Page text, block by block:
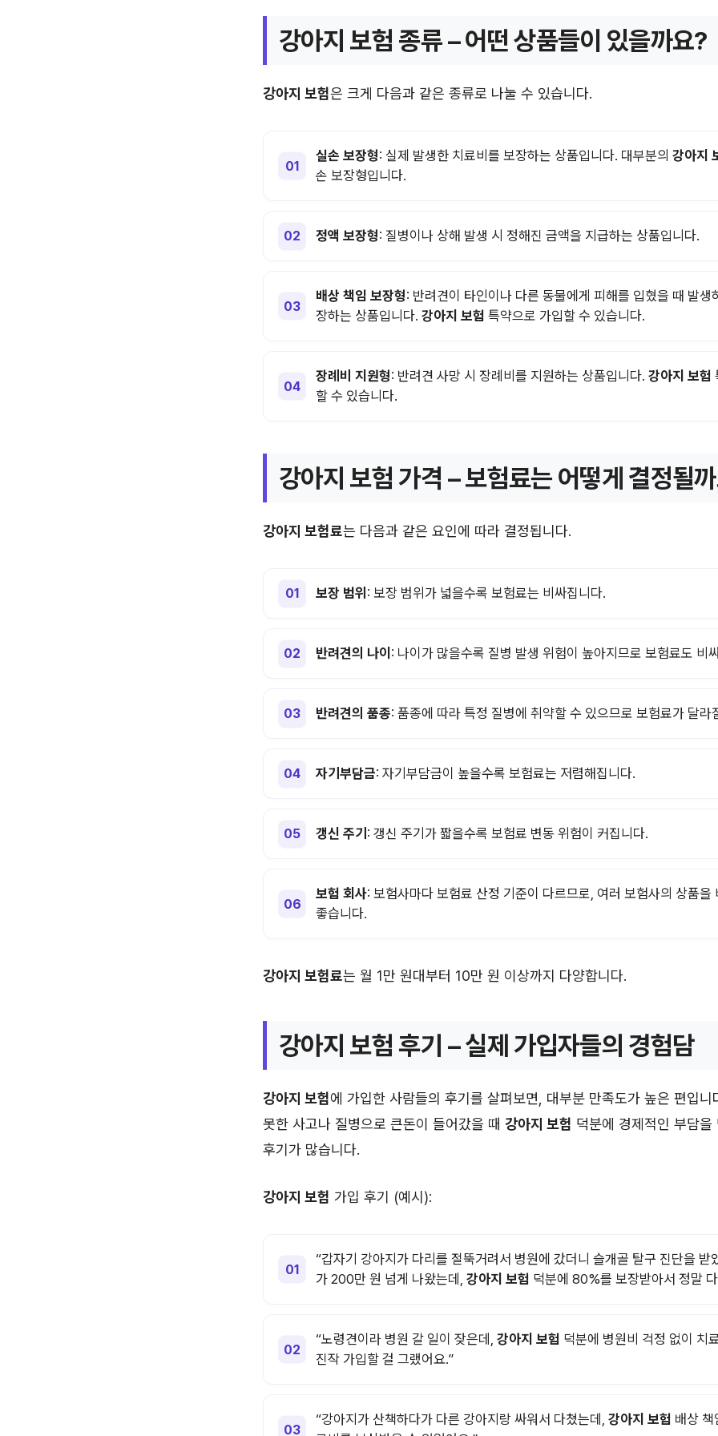
강아지 보험 종류 – 어떤 상품들이 있을까요?
강아지 보험은 크게 다음과 같은 종류로 나눌 수 있습니다.
실손 보장형: 실제 발생한 치료비를 보장하는 상품입니다. 대부분의 강아지
손 보장형입니다.
정액 보장형: 질병이나 상해 발생 시 정해진 금액을 지급하는 상품입니다.
배상 책임 보장형: 반려견이 타인이나 다른 동물에게 피해를 입혔을 때 발생
장하는 상품입니다. 강아지 보험 특약으로 가입할 수 있습니다.
장례비 지원형: 반려견 사망 시 장례비를 지원하는 상품입니다. 강아지 보험
할 수 있습니다.
강아지 보험 가격 – 보험료는 어떻게 결정될
강아지 보험료는 다음과 같은 요인에 따라 결정됩니다.
보장 범위 : 보장 범위가 넓을수록 보험료는 비싸집니다.
반려견의 나이 : 나이가 많을수록 질병 발생 위험이 높아지므로 보험료도 비
반려견의 품종: 품종에 따라 특정 질병에 취약할 수 있으므로 보험료가 달라
자기부담금: 자기부담금이 높을수록 보험료는 저렴해집니다.
갱신 주기 : 갱신 주기가 짧을수록 보험료 변동 위험이 커집니다.
보험 회사: 보험사마다 보험료 산정 기준이 다르므로, 여러 보험사의 상품을
좋습니다.
강아지 보험료는 월 1만 원대부터 10만 원 이상까지 다양합니다.
강아지 보험 후기 – 실제 가입자들의 경험담
강아지 보험에 가입한 사람들의 후기를 살펴보면, 대부분 만족도가 높은 편입니
못한 사고나 질병으로 큰돈이 들어갔을 때 강아지 보험 덕분에 경제적인 부담을
후기가 많습니다.
강아지 보험 가입 후기 (예시):
“갑자기 강아지가 다리를 절뚝거려서 병원에 갔더니 슬개골 탈구 진단을 받
가 200만 원 넘게 나왔는데, 강아지 보험 덕분에 80%를 보장받아서 정말
“노령견이라 병원 갈 일이 잦은데, 강아지 보험 덕분에 병원비 걱정 없이 치
진작 가입할 걸 그랬어요.”
“강아지가 산책하다가 다른 강아지랑 싸워서 다쳤는데, 강아지 보험 배상 책